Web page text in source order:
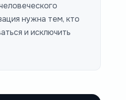
нужна тем, кто
и исключить